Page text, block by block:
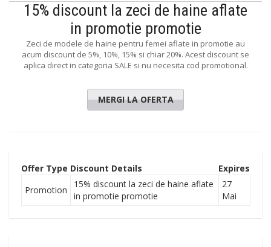
15% discount la zeci de haine aflate
in promotie promotie
Zeci de modele de haine pentru femei aflate in promotie au
acum discount de 5%, 10%, 15% si chiar 20%. Acest discount se
aplica direct in categoria SALE si nu necesita cod promotional.
MERGI LA OFERTA
Offer Type Discount Details
Expires
Promotion
15% discount la zeci de haine aflate
in promotie promotie
27
Mai